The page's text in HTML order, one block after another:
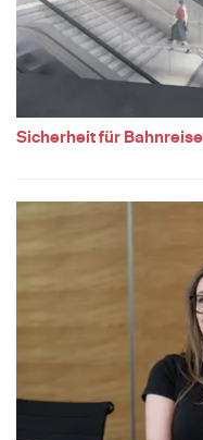
Sicherheit für